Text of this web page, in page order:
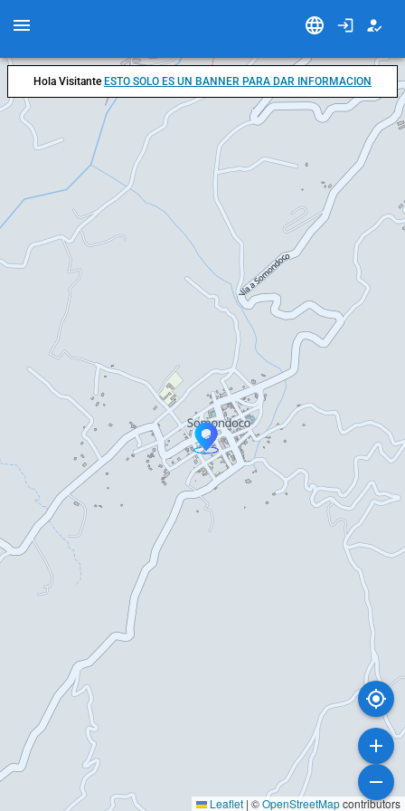
Leaflet | ©OpenStreetMapcontributors
Hola Visitante ESTO SOLO ES UN BANNER PARA DAR INFORMACION